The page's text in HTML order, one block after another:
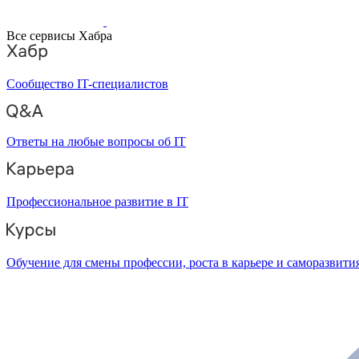
Все сервисы Хабра
Сообщество IT-специалистов
Ответы на любые вопросы об IT
Профессиональное развитие в IT
Обучение для смены профессии, роста в карьере и